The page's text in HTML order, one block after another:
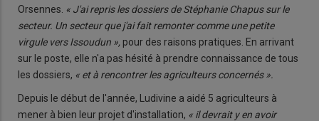
Orsennes. « J'ai repris les dossiers de Stéphanie Chapus sur le
secteur. Un secteur que j'ai fait remonter comme une petite
virgule vers Issoudun », pour des raisons pratiques. En arrivant
sur le poste, elle n'a pas hésité à prendre connaissance de tous
les dossiers, « et à rencontrer les agriculteurs concernés ».
Depuis le début de l'année, Ludivine a aidé 5 agriculteurs à
mener à bien leur projet d'installation, « il devrait y en avoir